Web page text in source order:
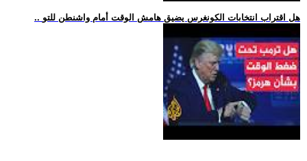
.. هل اقتراب انتخابات الكونغرس يضيق هامش الوقت أمام واشنطن للتو